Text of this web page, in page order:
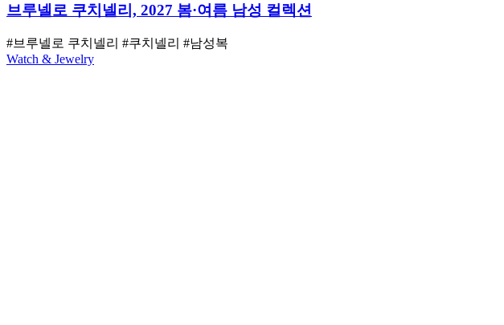
브루넬로 쿠치넬리, 2027 봄·여름 남성 컬렉션
#브루넬로 쿠치넬리 #쿠치넬리 #남성복
Watch & Jewelry